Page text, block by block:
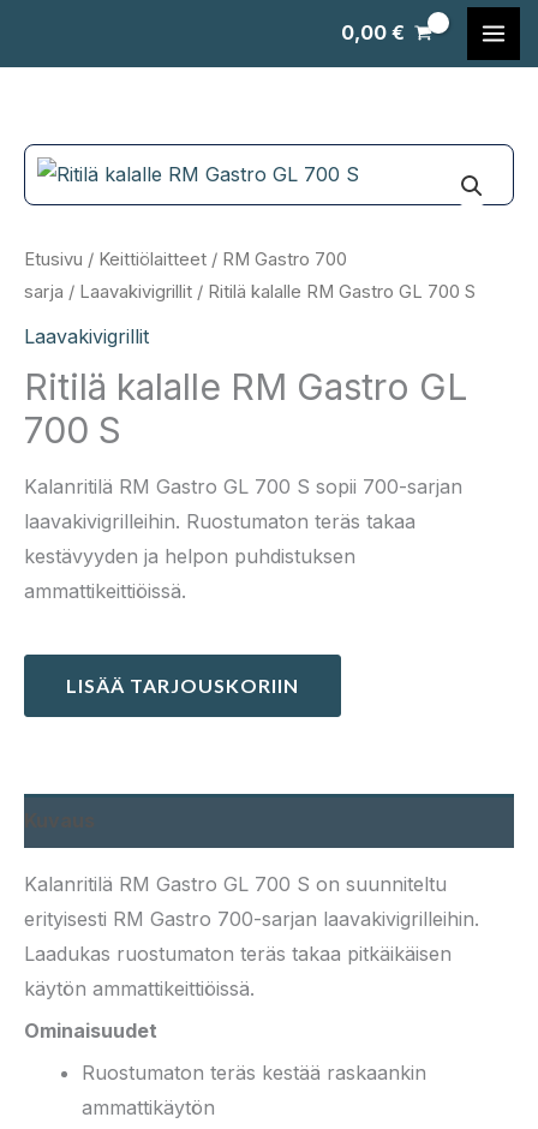
0,00€
Etusivu / Keittiölaitteet / RM Gastro 700
sarja / Laavakivigrillit / Ritilä kalalle RM Gastro GL 700 S
Laavakivigrillit
Ritilä kalalle RM Gastro GL
700 S
Kalanritilä RM Gastro GL 700 S sopii 700-sarjan
laavakivigrilleihin. Ruostumaton teräs takaa
kestävyyden ja helpon puhdistuksen
ammattikeittiöissä.
LISÄÄ TARJOUSKORIIN
Kalanritilä RM Gastro GL 700 S on suunniteltu
erityisesti RM Gastro 700-sarjan laavakivigrilleihin.
Laadukas ruostumaton teräs takaa pitkäikäisen
käytön ammattikeittiöissä.
Ominaisuudet
Ruostumaton teräs kestää raskaankin
ammattikäytön